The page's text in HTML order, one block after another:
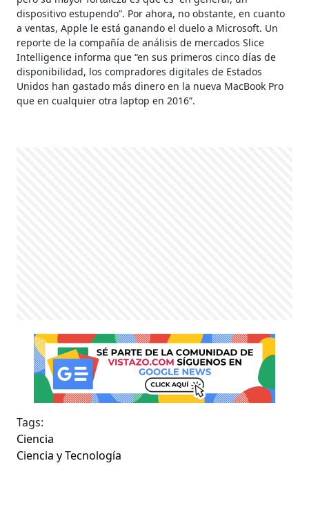
dispositivo estupendo”. Por ahora, no obstante, en cuanto
a ventas, Apple le está ganando el duelo a Microsoft. Un
reporte de la compañía de análisis de mercados Slice
Intelligence informa que “en sus primeros cinco días de
disponibilidad, los compradores digitales de Estados
Unidos han gastado más dinero en la nueva MacBook Pro
que en cualquier otra laptop en 2016”.
Tags:
Ciencia
Ciencia y Tecnología